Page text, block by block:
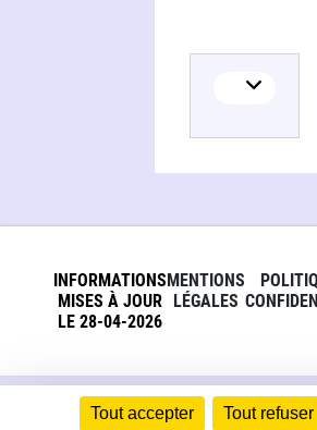
Tout accepter Tout refuser
INFORMATIONS
MISES À JOUR
LE 28-04-2026
MENTIONS
LÉGALES